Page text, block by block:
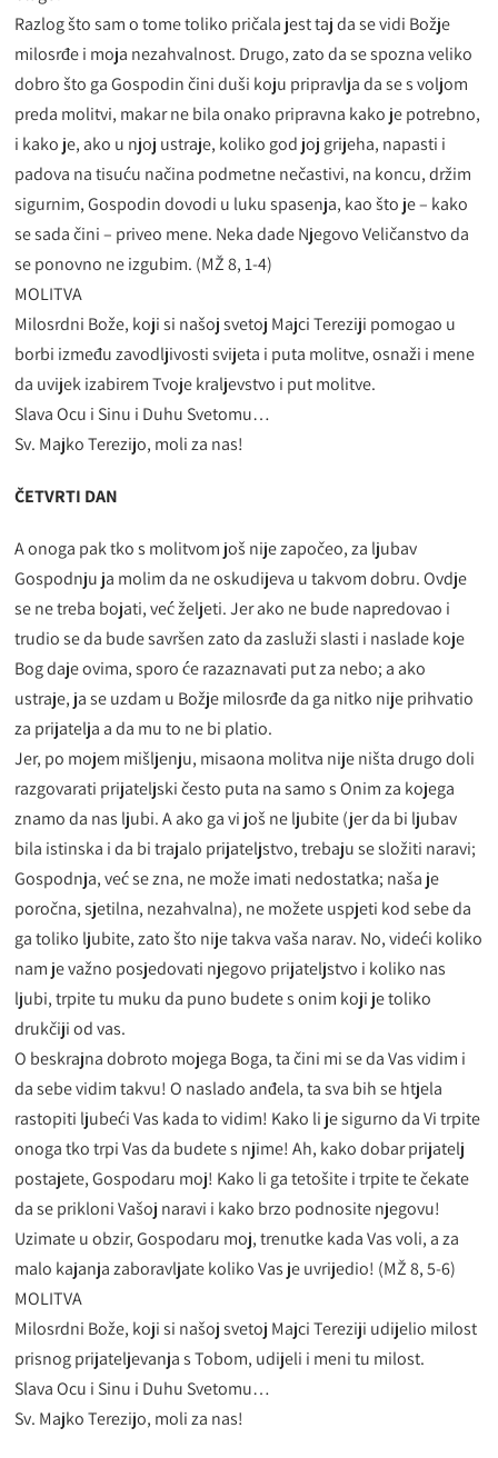
Razlog što sam o tome toliko pričala jest taj da se vidi Božje
milosrđe i moja nezahvalnost. Drugo, zato da se spozna veliko
dobro što ga Gospodin čini duši koju pripravlja da se s voljom
preda molitvi, makar ne bila onako pripravna kako je potrebno,
i kako je, ako u njoj ustraje, koliko god joj grijeha, napasti i
padova na tisuću načina podmetne nečastivi, na koncu, držim
sigurnim, Gospodin dovodi u luku spasenja, kao što je – kako
se sada čini – priveo mene. Neka dade Njegovo Veličanstvo da
se ponovno ne izgubim. (MŽ 8, 1-4)
MOLITVA
Milosrdni Bože, koji si našoj svetoj Majci Tereziji pomogao u
borbi između zavodljivosti svijeta i puta molitve, osnaži i mene
da uvijek izabirem Tvoje kraljevstvo i put molitve.
Slava Ocu i Sinu i Duhu Svetomu…
Sv. Majko Terezijo, moli za nas!
ČETVRTI DAN
A onoga pak tko s molitvom još nije započeo, za ljubav
Gospodnju ja molim da ne oskudijeva u takvom dobru. Ovdje
se ne treba bojati, već željeti. Jer ako ne bude napredovao i
trudio se da bude savršen zato da zasluži slasti i naslade koje
Bog daje ovima, sporo će razaznavati put za nebo; a ako
ustraje, ja se uzdam u Božje milosrđe da ga nitko nije prihvatio
za prijatelja a da mu to ne bi platio.
Jer, po mojem mišljenju, misaona molitva nije ništa drugo doli
razgovarati prijateljski često puta na samo s Onim za kojega
znamo da nas ljubi. A ako ga vi još ne ljubite (jer da bi ljubav
bila istinska i da bi trajalo prijateljstvo, trebaju se složiti naravi;
Gospodnja, već se zna, ne može imati nedostatka; naša je
poročna, sjetilna, nezahvalna), ne možete uspjeti kod sebe da
ga toliko ljubite, zato što nije takva vaša narav. No, videći koliko
nam je važno posjedovati njegovo prijateljstvo i koliko nas
ljubi, trpite tu muku da puno budete s onim koji je toliko
drukčiji od vas.
O beskrajna dobroto mojega Boga, ta čini mi se da Vas vidim i
da sebe vidim takvu! O naslado anđela, ta sva bih se htjela
rastopiti ljubeći Vas kada to vidim! Kako li je sigurno da Vi trpite
onoga tko trpi Vas da budete s njime! Ah, kako dobar prijatelj
postajete, Gospodaru moj! Kako li ga tetošite i trpite te čekate
da se prikloni Vašoj naravi i kako brzo podnosite njegovu!
Uzimate u obzir, Gospodaru moj, trenutke kada Vas voli, a za
malo kajanja zaboravljate koliko Vas je uvrijedio! (MŽ 8, 5-6)
MOLITVA
Milosrdni Bože, koji si našoj svetoj Majci Tereziji udijelio milost
prisnog prijateljevanja s Tobom, udijeli i meni tu milost.
Slava Ocu i Sinu i Duhu Svetomu…
Sv. Majko Terezijo, moli za nas!